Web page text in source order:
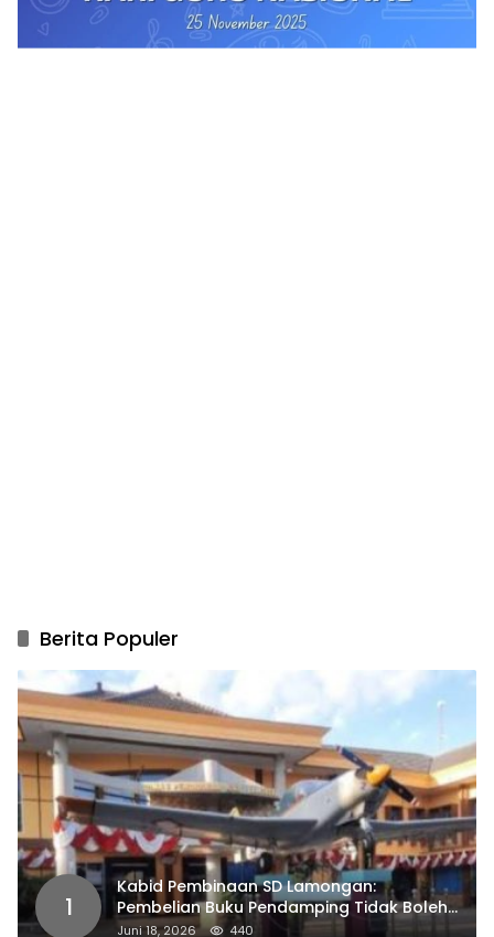
Berita Populer
1
Kabid Pembinaan SD Lamongan:
Pembelian Buku Pendamping Tidak Boleh
Dipaksakan
Juni 18, 2026 440